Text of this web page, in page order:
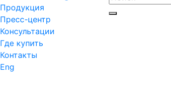
Продукция
Пресс-центр
Консультации
Где купить
Контакты
Eng